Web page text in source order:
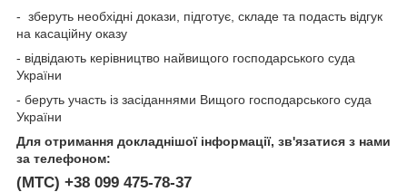
- зберуть необхідні докази, підготує, складе та подасть відгук
на касаційну оказу
- відвідають керівництво найвищого господарського суда
України
- беруть участь із засіданнями Вищого господарського суда
України
Для отримання докладнішої інформації, зв'язатися з нами
за телефоном:
(МТС) +38 099 475-78-37